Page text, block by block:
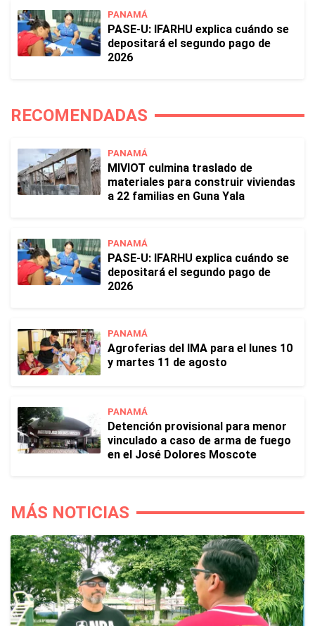
PANAMÁ
PASE-U: IFARHU explica cuándo se
depositará el segundo pago de
2026
RECOMENDADAS
PANAMÁ
MIVIOT culmina traslado de
materiales para construir viviendas
a 22 familias en Guna Yala
PANAMÁ
PASE-U: IFARHU explica cuándo se
depositará el segundo pago de
2026
PANAMÁ
Agroferias del IMA para el lunes 10
y martes 11 de agosto
PANAMÁ
Detención provisional para menor
vinculado a caso de arma de fuego
en el José Dolores Moscote
MÁS NOTICIAS